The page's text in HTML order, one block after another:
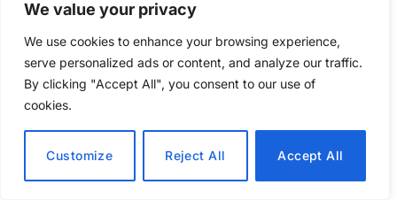
We value your privacy
We use cookies to enhance your browsing experience,
serve personalized ads or content, and analyze our traffic.
By clicking "Accept All", you consent to our use of
cookies.
Customize Reject All Accept All
5/ 6
BETYG PRIS
FÖR
Smidig lösning med stående dockningsstation, hög
sugeffekt för klassen, tar även upp smuts från